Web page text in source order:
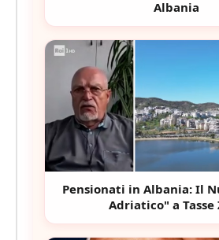
Albania
Pensionati in Albania: Il
Adriatico" a Tasse